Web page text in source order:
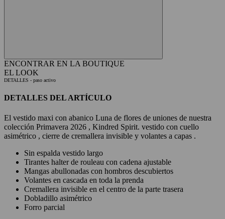
ENCONTRAR EN LA BOUTIQUE
EL LOOK
DETALLES - paso activo
DETALLES DEL ARTÍCULO
El vestido maxi con abanico Luna de flores de uniones de nuestra
colección Primavera 2026 , Kindred Spirit. vestido con cuello
asimétrico , cierre de cremallera invisible y volantes a capas .
Sin espalda vestido largo
Tirantes halter de rouleau con cadena ajustable
Mangas abullonadas con hombros descubiertos
Volantes en cascada en toda la prenda
Cremallera invisible en el centro de la parte trasera
Dobladillo asimétrico
Forro parcial